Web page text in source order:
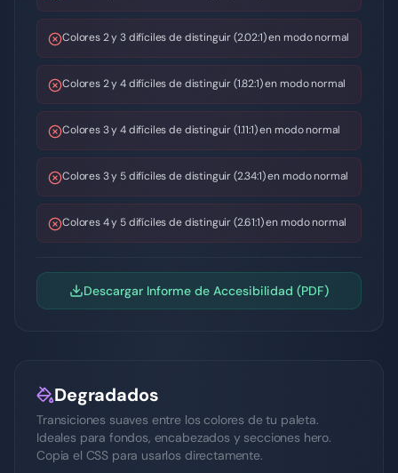
Colores 2 y 3 difíciles de distinguir (2.02:1) en modo normal
Colores 2 y 4 difíciles de distinguir (1.82:1) en modo normal
Colores 3 y 4 difíciles de distinguir (1.11:1) en modo normal
Colores 3 y 5 difíciles de distinguir (2.34:1) en modo normal
Colores 4 y 5 difíciles de distinguir (2.61:1) en modo normal
Descargar Informe de Accesibilidad (PDF)
Degradados
Transiciones suaves entre los colores de tu paleta.
Ideales para fondos, encabezados y secciones hero.
Copia el CSS para usarlos directamente.